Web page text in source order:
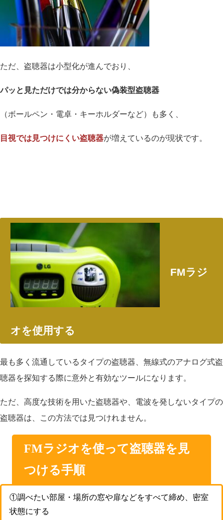
ただ、盗聴器は小型化が進んでおり、
パッと見ただけでは分からない偽装型盗聴器
（ボールペン・電卓・キーホルダーなど）も多く、
目視では見つけにくい盗聴器が増えているのが現状です。
FMラジ
オを使用する
最も多く流通しているタイプの盗聴器、無線式のアナログ式盗
聴器を探知する際に意外と有効なツールになります。
ただ、高度な技術を用いた盗聴器や、電波を発しないタイプの
盗聴器は、この方法では見つけれません。
FMラジオを使って盗聴器を見
つける手順
①調べたい部屋・場所の窓や扉などをすべて締め、密室
状態にする